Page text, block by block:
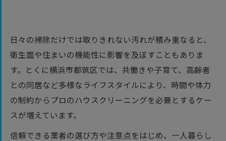
日々の掃除だけでは取りきれない汚れが積み重なると、
衛生面や住まいの機能性に影響を及ぼすこともありま
す。とくに横浜市都筑区では、共働きや子育て、高齢者
との同居など多様なライフスタイルにより、時間や体力
の制約からプロのハウスクリーニングを必要とするケー
スが増えています。
信頼できる業者の選び方や注意点をはじめ、一人暮らし